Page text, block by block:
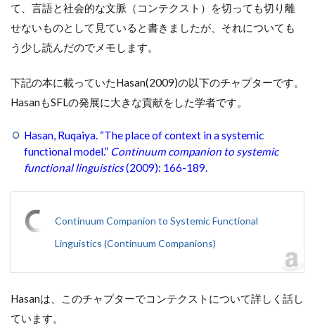
て、言語と社会的な文脈（コンテクスト）を切っても切り離
せないものとして見ていると書きましたが、それについても
う少し読んだのでメモします。
下記の本に載っていたHasan(2009)の以下のチャプターです。
HasanもSFLの発展に大きな貢献をした学者です。
Hasan, Ruqaiya. “The place of context in a systemic
functional model.” Continuum companion to systemic
functional linguistics(2009): 166-189.
Continuum Companion to Systemic Functional
Linguistics (Continuum Companions)
Hasanは、このチャプターでコンテクストについて詳しく話し
ています。